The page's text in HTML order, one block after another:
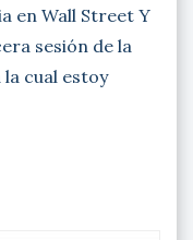
en Wall Street Y
sesión de la
cual estoy